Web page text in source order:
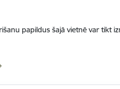
papildus šajā vietnē var tikt